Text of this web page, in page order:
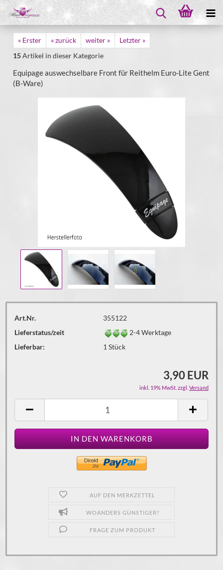
« Erster « zurück weiter »
Letzter »
15Artikel in dieser Kategorie
Equipage auswechselbare Front für Reithelm Euro-Lite Gent
(B-Ware)
Art.Nr.
355122
Lieferstatus/zeit
2-4 Werktage
Lieferbar:
1 Stück
3,90 EUR
inkl. 19% MwSt. zzgl. Versand
AUF DEN MERKZETTEL
WOANDERS GÜNSTIGER?
FRAGE ZUM PRODUKT